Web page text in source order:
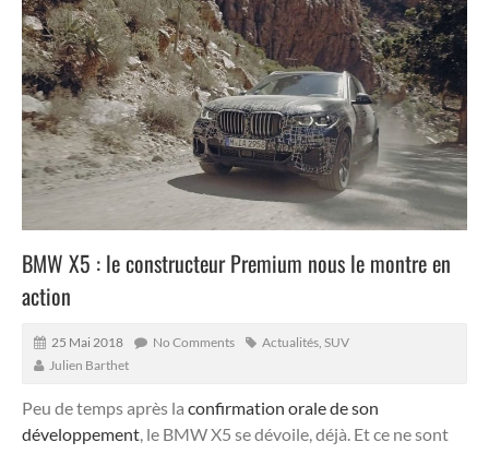
BMW X5 : le constructeur Premium nous le montre en
action
25 Mai 2018 No Comments Actualités SUV
Julien Barthet
Peu de temps après la confirmation orale de son
développement, le BMW X5 se dévoile, déjà. Et ce ne sont